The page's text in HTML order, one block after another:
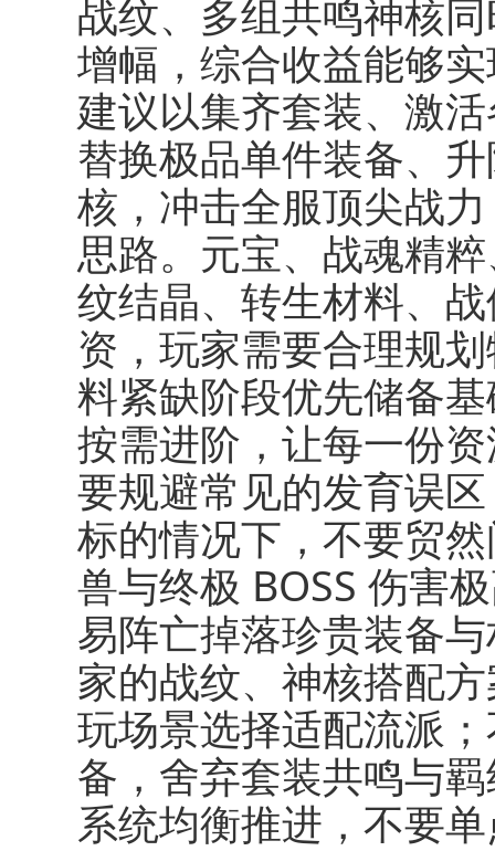
战纹、多组共鸣神核
增幅，综合收益能够
建议以集齐套装、激
替换极品单件装备、
核，冲击全服顶尖战
思路。元宝、战魂精
纹结晶、转生材料、
资，玩家需要合理规
料紧缺阶段优先储备
按需进阶，让每一份
要规避常见的发育误
标的情况下，不要贸
兽与终极 BOSS 伤害
易阵亡掉落珍贵装备
家的战纹、神核搭配
玩场景选择适配流派
备，舍弃套装共鸣与
系统均衡推进，不要